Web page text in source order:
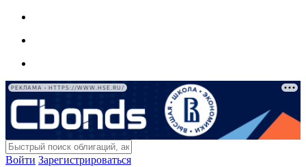
РЕКЛАМА • HTTPS://WWW.HSE.RU/
Войти Зарегистрироваться